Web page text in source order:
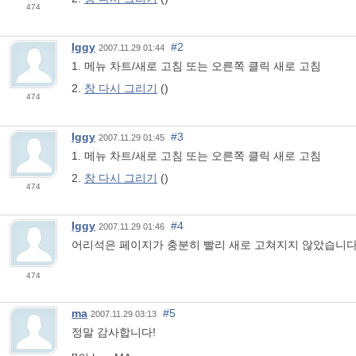
474
474
Iggy 2007.11.29 01:44
#2
1. 메뉴 차트/새로 고침 또는 오른쪽 클릭 새로 고침
2. 창 다시 그리기 ()
474
Iggy 2007.11.29 01:45
#3
1. 메뉴 차트/새로 고침 또는 오른쪽 클릭 새로 고침
2. 창 다시 그리기 ()
474
Iggy 2007.11.29 01:46
#4
어리석은 페이지가 충분히 빨리 새로 고쳐지지 않았습니
ma 2007.11.29 03:13
#5
정말 감사합니다!